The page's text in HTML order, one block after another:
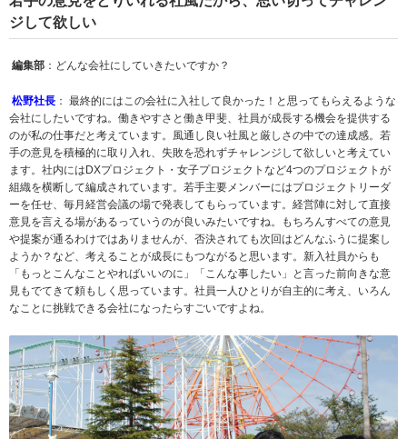
ジして欲しい
編集部 ：どんな会社にしていきたいですか？
松野社長 ： 最終的にはこの会社に入社して良かった！と思ってもらえるような
会社にしたいですね。働きやすさと働き甲斐、社員が成長する機会を提供する
のが私の仕事だと考えています。風通し良い社風と厳しさの中での達成感。若
手の意見を積極的に取り入れ、失敗を恐れずチャレンジして欲しいと考えてい
ます。社内にはDXプロジェクト・女子プロジェクトなど4つのプロジェクトが
組織を横断して編成されています。若手主要メンバーにはプロジェクトリーダ
ーを任せ、毎月経営会議の場で発表してもらっています。経営陣に対して直接
意見を言える場があるっていうのが良いみたいですね。もちろんすべての意見
や提案が通るわけではありませんが、否決されても次回はどんなふうに提案し
ようか？など、考えることが成長にもつながると思います。新入社員からも
「もっとこんなことやればいいのに」「こんな事したい」と言った前向きな意
見もでてきて頼もしく思っています。社員一人ひとりが自主的に考え、いろん
なことに挑戦できる会社になったらすごいですよね。